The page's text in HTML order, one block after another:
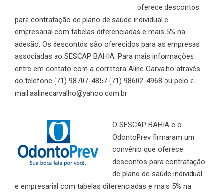
oferece descontos
para contratação de plano de saúde individual e
empresarial com tabelas diferenciadas e mais 5% na
adesão. Os descontos são oferecidos para as empresas
associadas ao SESCAP BAHIA. Para mais informações
entre em contato com a corretora Aline Carvalho através
do telefone (71) 98707-4857 (71) 98602-4968 ou pelo e-
mail aalinecarvalho@yahoo.com.br
O SESCAP BAHIA e o
OdontoPrev firmaram um
convênio que oferece
descontos para contratação
de plano de saúde individual
e empresarial com tabelas diferenciadas e mais 5% na